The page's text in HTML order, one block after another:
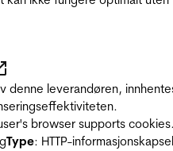
denne leverandøren,
browser supports
Type: HTTP-informasjonskapsel